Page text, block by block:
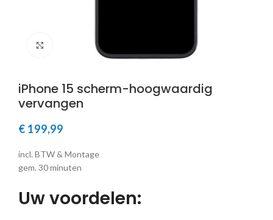
Klik om te vergroten
iPhone 15 scherm-hoogwaardig
vervangen
€ 199,99
incl. BTW & Montage
gem. 30 minuten
Uw voordelen: